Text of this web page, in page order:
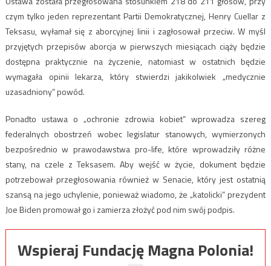
czym tylko jeden reprezentant Partii Demokratycznej, Henry Cuellar z
Teksasu, wyłamał się z aborcyjnej linii i zagłosował przeciw. W myśl
przyjętych przepisów aborcja w pierwszych miesiącach ciąży będzie
dostępna praktycznie na życzenie, natomiast w ostatnich będzie
wymagała opinii lekarza, który stwierdzi jakikolwiek „medycznie
uzasadniony” powód.
Ponadto ustawa o „ochronie zdrowia kobiet” wprowadza szereg
federalnych obostrzeń wobec legislatur stanowych, wymierzonych
bezpośrednio w prawodawstwa pro-life, które wprowadziły różne
stany, na czele z Teksasem. Aby wejść w życie, dokument będzie
potrzebował przegłosowania również w Senacie, który jest ostatnią
szansą na jego uchylenie, ponieważ wiadomo, że „katolicki” prezydent
Joe Biden promował go i zamierza złożyć pod nim swój podpis.
Wspieraj Fundację Magna Polonia!